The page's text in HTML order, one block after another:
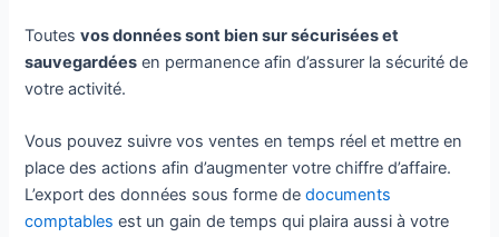
Toutesvos données sont bien sur sécurisées et
sauvegardées en permanence afin d’assurer la sécurité de
votre activité.
Vous pouvez suivre vos ventes en temps réel et mettre en
place des actions afin d’augmenter votre chiffre d’affaire.
L’export des données sous forme dedocuments
comptables est un gain de temps qui plaira aussi à votre